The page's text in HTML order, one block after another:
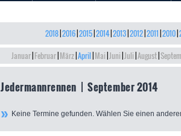
2018| 2016| 2015| 2014| 2013| 2012| 2011 2010|
Januar Februar März April Mai Juni Juli August
Jedermannrennen | September 2014
Keine Termine gefunden. Wählen Sie einen